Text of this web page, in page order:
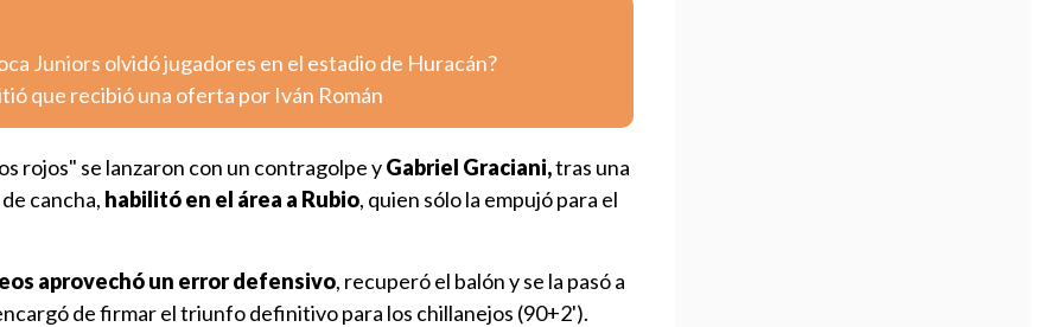
Juniors olvidó jugadores en el estadio de Huracán?
que recibió una oferta por Iván Román
rojos" se lanzaron con un contragolpe yGabriel Graciani,tras una
cancha, habilitó en el área a Rubio, quien sólo la empujó para el
aprovechó un error defensivo, recuperó el balón y se la pasó a
de firmar el triunfo definitivo para los chillanejos (90+2').